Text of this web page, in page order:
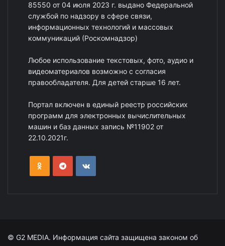
85550 от 04 июля 2023 г. выдано Федеральной
службой по надзору в сфере связи,
информационных технологий и массовых
коммуникаций (Роскомнадзор)
Любое использование текстовых, фото, аудио и
видеоматериалов возможно с согласия
правообладателя. Для детей старше 16 лет.
Портал включен в единый реестр российских
программ для электронных вычислительных
машин и баз данных запись №11902 от
22.10.2021г.
© G2 MEDIA. Информация сайта защищена законом об